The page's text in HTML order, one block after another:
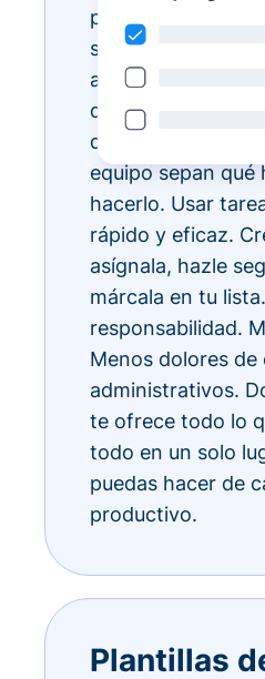
puedes organizar,
simplificar todas
administrativas
dentro del
que todos los
equipo sepan qué
hacerlo. Usar
rápido y eficaz.
asígnala, hazle
márcala en tu
responsabilidad.
Menos dolores de
administrativos.
te ofrece todo lo
todo en un solo
puedas hacer de
productivo.
Plantillas